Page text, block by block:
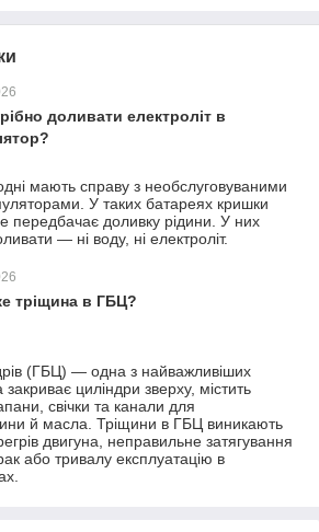
доливати електроліт в
мають справу з необслуговуваними
У таких батареях кришки
передбачає доливку рідини. У них
— ні воду, ні електроліт.
тріщина в ГБЦ?
(ГБЦ) — одна з найважливіших
циліндри зверху, містить
свічки та канали для
й масла. Тріщини в ГБЦ виникають
двигуна, неправильне затягування
або тривалу експлуатацію в